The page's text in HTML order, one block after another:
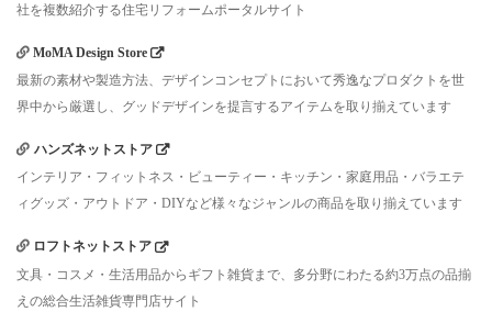
社を複数紹介する住宅リフォームポータルサイト
MoMA Design Store
最新の素材や製造方法、デザインコンセプトにおいて秀逸なプロダクトを世
界中から厳選し、グッドデザインを提言するアイテムを取り揃えています
ハンズネットストア
インテリア・フィットネス・ビューティー・キッチン・家庭用品・バラエテ
ィグッズ・アウトドア・DIYなど様々なジャンルの商品を取り揃えています
ロフトネットストア
文具・コスメ・生活用品からギフト雑貨まで、多分野にわたる約3万点の品揃
えの総合生活雑貨専門店サイト